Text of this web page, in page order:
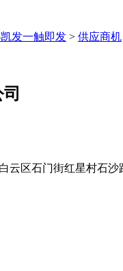
发一触即发 > 供应商机
云区石门街红星村石沙